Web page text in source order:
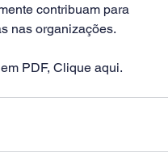
contribuam para
nas organizações.
PDF, Clique aqui.